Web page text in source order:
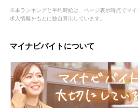
※本ランキングと平均時給は、ページ表示時点でマ
求人情報をもとに独自算出しています。
マイナビバイトについて